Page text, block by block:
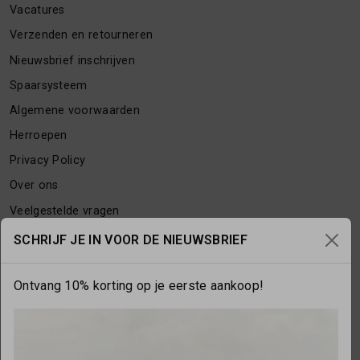
Vacatures
Verzenden en retourneren
Nieuwsbrief inschrijven
Spaarsysteem
Algemene voorwaarden
Herroepen
Privacy Policy
Over ons
Veelgestelde vragen
Contact
OPENINGSTIJDEN
SCHRIJF JE IN VOOR DE NIEUWSBRIEF
Ontvang 10% korting op je eerste aankoop!